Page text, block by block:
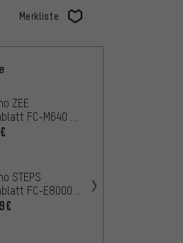
Merkliste
ZEE
FC-M640 /
10-fach
STEPS
FC-E8000 /
11-fach (SM-